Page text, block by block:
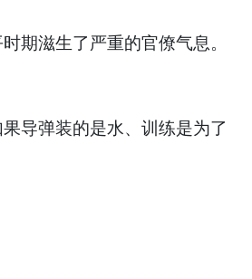
期滋生了严重的官僚气息。
导弹装的是水、训练是为了